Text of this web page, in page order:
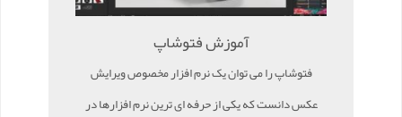
آموزش فتوشاپ
فتوشاپ را می توان یک نرم افزار مخصوص ویرایش
عکس دانست که یکی از حرفه ای ترین نرم افزارها در